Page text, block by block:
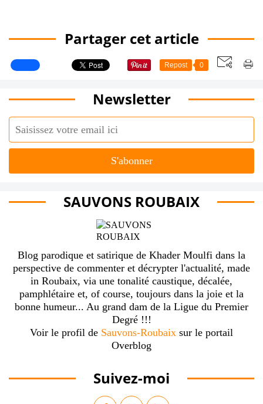
Partager cet article
Repost 0
Newsletter
SAUVONS ROUBAIX
Blog parodique et satirique de Khader Moulfi dans la
perspective de commenter et décrypter l'actualité, made
in Roubaix, via une tonalité caustique, décalée,
pamphlétaire et, of course, toujours dans la joie et la
bonne humeur... Au grand dam de la Ligue du Premier
Degré !!!
Voir le profil de Sauvons-Roubaix sur le portail
Overblog
Suivez-moi